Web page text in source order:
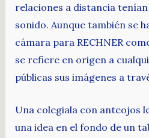
relaciones a distancia
sonido. Aunque también se
cámara para RECHNER
se refiere en origen a
públicas sus imágenes a
Una colegiala con anteojos
una idea en el fondo de un